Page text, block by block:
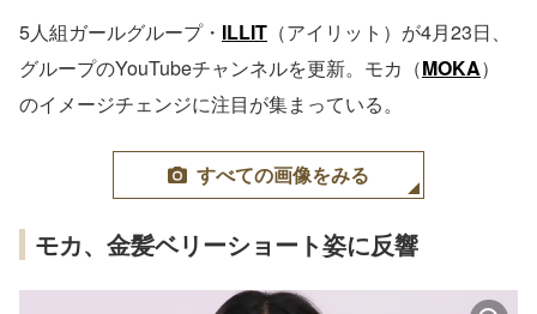
5人組ガールグループ・ ILLIT （アイリット）が4月23日、
グループのYouTubeチャンネルを更新。モカ（MOKA）
のイメージチェンジに注目が集まっている。
すべての画像をみる
モカ、金髪ベリーショート姿に反響